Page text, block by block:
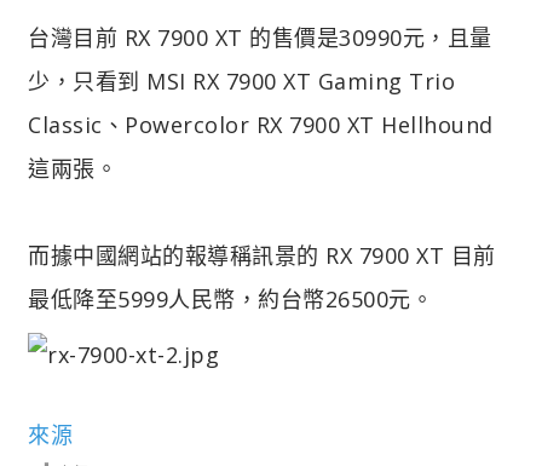
台灣目前 RX 7900 XT 的售價是30990元，且量
少，只看到 MSI RX 7900 XT Gaming Trio
Classic、Powercolor RX 7900 XT Hellhound
這兩張。
而據中國網站的報導稱訊景的 RX 7900 XT 目前
最低降至5999人民幣，約台幣26500元。
來源